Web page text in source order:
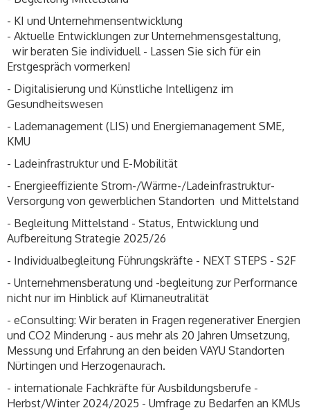
- KI und Unternehmensentwicklung
- Aktuelle Entwicklungen zur Unternehmensgestaltung,
wir beraten Sie individuell - Lassen Sie sich für ein
Erstgespräch vormerken!
- Digitalisierung und Künstliche Intelligenz im
Gesundheitswesen
- Lademanagement (LIS) und Energiemanagement SME,
KMU
- Ladeinfrastruktur und E-Mobilität
- Energieeffiziente Strom-/Wärme-/Ladeinfrastruktur-
Versorgung von gewerblichen Standorten und Mittelstand
- Begleitung Mittelstand - Status, Entwicklung und
Aufbereitung Strategie 2025/26
- Individualbegleitung Führungskräfte - NEXT STEPS - S2F
- Unternehmensberatung und -begleitung zur Performance
nicht nur im Hinblick auf Klimaneutralität
- eConsulting: Wir beraten in Fragen regenerativer Energien
und CO2 Minderung - aus mehr als 20 Jahren Umsetzung,
Messung und Erfahrung an den beiden VAYU Standorten
Nürtingen und Herzogenaurach.
- internationale Fachkräfte für Ausbildungsberufe -
Herbst/Winter 2024/2025 - Umfrage zu Bedarfen an KMUs